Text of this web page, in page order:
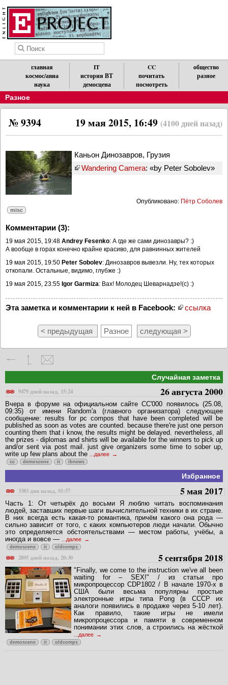
главная
космос/авиа
наука
IT
история ВТ
демосцена
CC
почитать
посмотреть
общество
разное
Разное
19 мая 2015, 16:49 (4100 дней назад)
№ 9394
Каньон Динозавров, Грузия
Wandering Camera: «by Peter Sobolev»
Опубликовано: Пётр Соболев
misc
Комментарии (3):
19 мая 2015, 19:48 Andrey Fesenko: А где же сами динозавры? :)
А вообще в горах конечно крайне красиво, для равнинных жителей
19 мая 2015, 19:50 Peter Sobolev: Динозавров вывезли. Ну, тех которых
откопали. Остальные, видимо, глубже :)
19 мая 2015, 23:55 Igor Garmiza: Вах! Молодец Шеварнадзе!(с) :)
Эта заметка и комментарии к ней в Facebook: ссылка
< предыдущая Разное следующая >
Случайная заметка
9479 дней назад, 15:24
26 августа 2000
Вчера в форуме на официальном сайте CC'000 появилось (25.08,
09:35) от имени Random'a (главного организатора) следующее
сообщение: results for pc compos that have been completed will be
published as soon as votes are counted. because there're just one person
counting them that i know, the results might be delayed. nevertheless, all
the prizes - diplomas and shirts will be available for the winners to pick up
and/or sent via post mail. just give organizers some time to sober up,
write up few plans about the
...далее
cc demoscene it ibnews
Избранное
3383 дня назад, 01:57
5 мая 2017
Часть 1: От четырёх до восьми Я люблю читать воспоминания
людей, заставших первые шаги вычислительной техники в их стране.
В них всегда есть какая-то романтика, причём какого она рода —
сильно зависит от того, с каких компьютеров люди начали. Обычно
это определяется обстоятельствами — местом работы, учёбы, а
иногда и вовсе —
...далее
demoscene it oldcomps
2895 дней назад, 20:30 5 сентября 2018
"Finally, we come to the instruction we've all been
waiting for – SEX!" / из статьи про
микропроцессор CDP1802 / В начале 1970-х в
США были весьма популярны простые
электронные игры типа Pong (в СССР их
аналоги появились в продаже через 5-10 лет).
Как правило, такие игры не имели
микропроцессора и памяти в современном
понимании этих слов, а строились на жёсткой
...далее
demoscene it oldcomps